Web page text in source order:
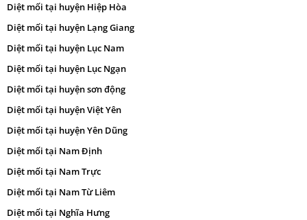
Diệt mối tại huyện Hiệp Hòa
Diệt mối tại huyện Lạng Giang
Diệt mối tại huyện Lục Nam
Diệt mối tại huyện Lục Ngạn
Diệt mối tại huyện sơn động
Diệt mối tại huyện Việt Yên
Diệt mối tại huyện Yên Dũng
Diệt mối tại Nam Định
Diệt mối tại Nam Trực
Diệt mối tại Nam Từ Liêm
Diệt mối tại Nghĩa Hưng